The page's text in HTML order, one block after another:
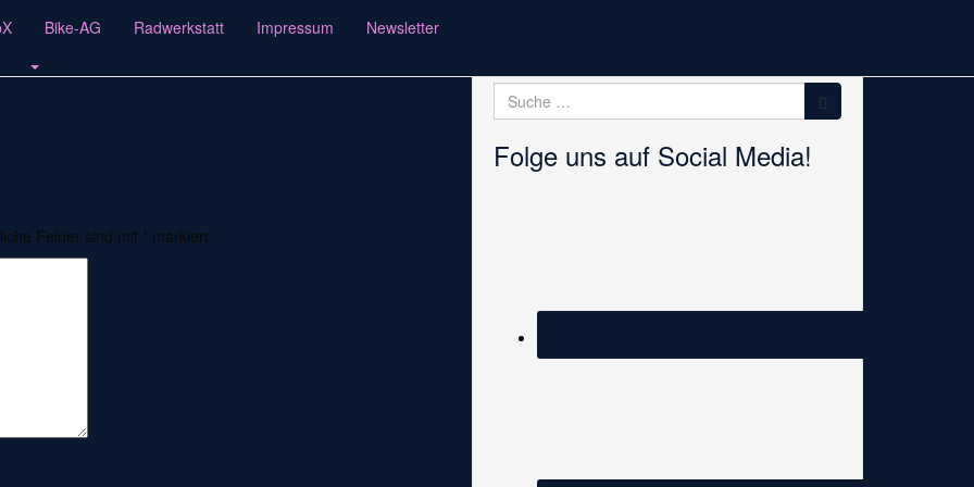
Bike-AG Radwerkstatt Impressum Newsletter
Felder sind mit * markiert
Suche
nach:
Folge uns auf Social Media!